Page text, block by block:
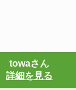
towaさん
詳細を見る